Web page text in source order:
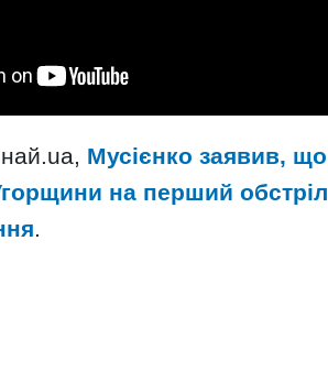
Мусієнко заявив, що
на перший
.